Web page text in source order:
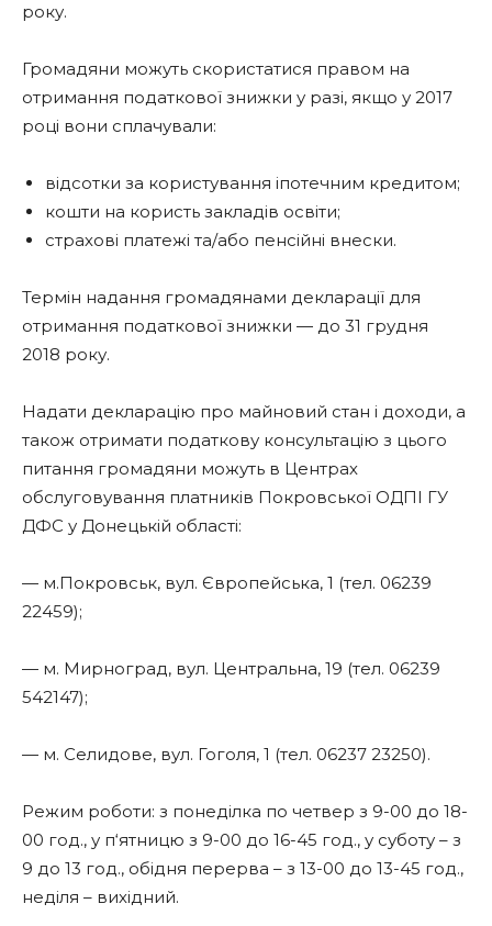
року.
Громадяни можуть скористатися правом на
отримання податкової знижки у разі, якщо у 2017
році вони сплачували:
відсотки за користування іпотечним кредитом;
кошти на користь закладів освіти;
страхові платежі та/або пенсійні внески.
Термін надання громадянами декларації для
отримання податкової знижки — до 31 грудня
2018 року.
Надати декларацію про майновий стан і доходи, а
також отримати податкову консультацію з цього
питання громадяни можуть в Центрах
обслуговування платників Покровської ОДПІ ГУ
ДФС у Донецькій області:
— м.Покровськ, вул. Європейська, 1 (тел. 06239
22459);
— м. Мирноград, вул. Центральна, 19 (тел. 06239
542147);
— м. Селидове, вул. Гоголя, 1 (тел. 06237 23250).
Режим роботи: з понеділка по четвер з 9-00 до 18-
00 год., у п‘ятницю з 9-00 до 16-45 год., у суботу – з
9 до 13 год., обідня перерва – з 13-00 до 13-45 год.,
неділя – вихідний.